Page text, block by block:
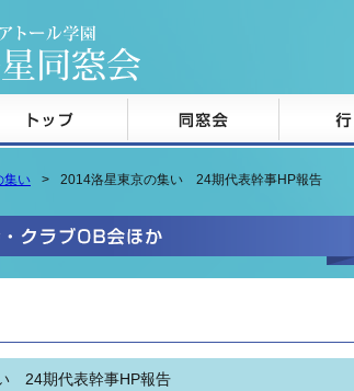
集い 2014洛星東京の集い 24期代表幹事HP報告
24期代表幹事HP報告